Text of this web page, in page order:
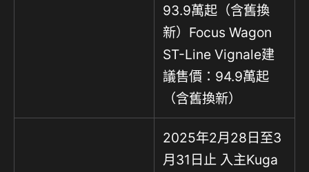
93.9萬起（含舊換
新）Focus Wagon
ST-Line Vignale建
議售價：94.9萬起
（含舊換新）
2025年2月28日至3
月31日止 入主Kuga